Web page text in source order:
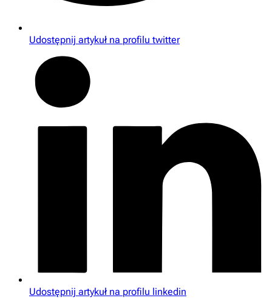
Udostępnij artykuł na profilu twitter
Udostępnij artykuł na profilu linkedin